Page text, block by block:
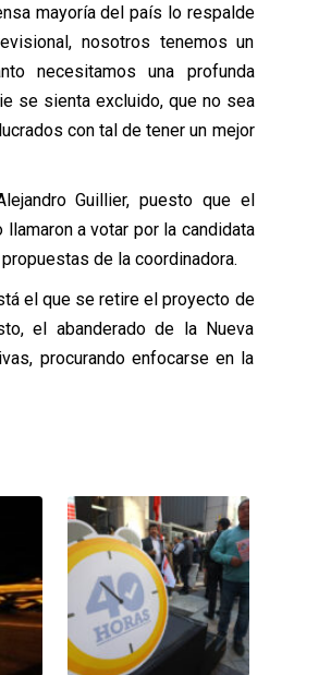
mayoría del país lo respalde
nosotros tenemos un
necesitamos una profunda
se sienta excluido, que no sea
con tal de tener un mejor
Guillier, puesto que el
a votar por la candidata
de la coordinadora.
el que se retire el proyecto de
el abanderado de la Nueva
procurando enfocarse en la